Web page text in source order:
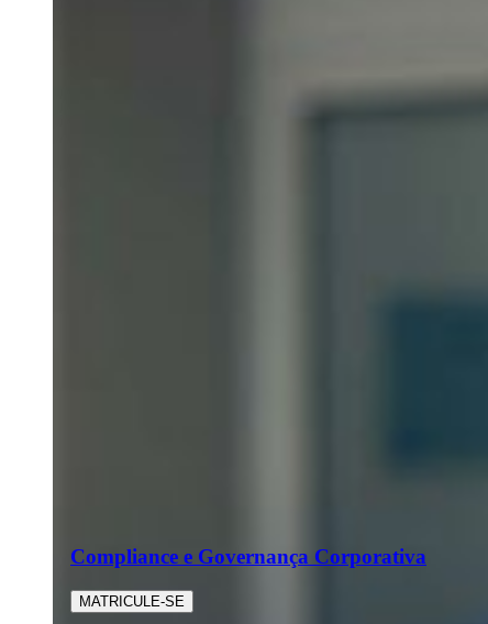
Compliance e Governança Corporativa
MATRICULE-SE